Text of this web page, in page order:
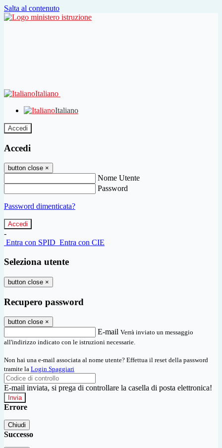
Salta al contenuto
Italiano
Italiano
Accedi
Accedi
button close ×
Nome Utente
Password
Password dimenticata?
-
Entra con SPID Entra con CIE
Seleziona utente
button close ×
Recupero password
button close ×
E-mail Verrà inviato un messaggio
all'indirizzo indicato con le istruzioni necessarie.
Non hai una e-mail associata al nome utente? Effettua il reset della password
tramite la Login Spaggiari
E-mail inviata, si prega di controllare la casella di posta elettronica!
Errore
Chiudi
Successo